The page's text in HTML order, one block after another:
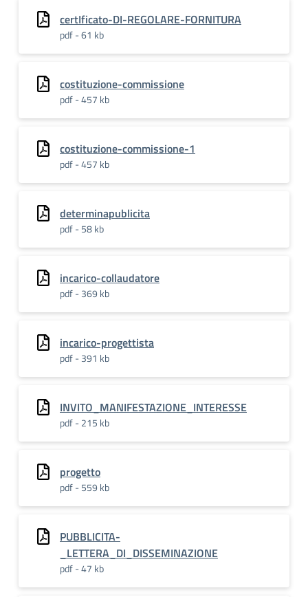
certIficato-DI-REGOLARE-FORNITURA
pdf - 61 kb
costituzione-commissione
pdf - 457 kb
costituzione-commissione-1
pdf - 457 kb
determinapublicita
pdf - 58 kb
incarico-collaudatore
pdf - 369 kb
incarico-progettista
pdf - 391 kb
INVITO_MANIFESTAZIONE_INTERESSE
pdf - 215 kb
progetto
pdf - 559 kb
PUBBLICITA-
_LETTERA_DI_DISSEMINAZIONE
pdf - 47 kb